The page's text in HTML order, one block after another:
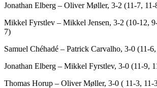
Jonathan Elberg – Oliver Møller, 3-2 (11-7,
Mikkel Fyrstlev – Mikkel Jensen, 3-2 (10-12,
7)
Samuel Chéhadé – Patrick Carvalho, 3-0 (11-
Jonathan Elberg – Mikkel Fyrstlev, 3-0 (11-9,
Thomas Horup – Oliver Møller, 3-0 ( 11-3, 11-